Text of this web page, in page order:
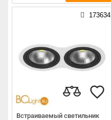
173634
Встраиваемый светильник